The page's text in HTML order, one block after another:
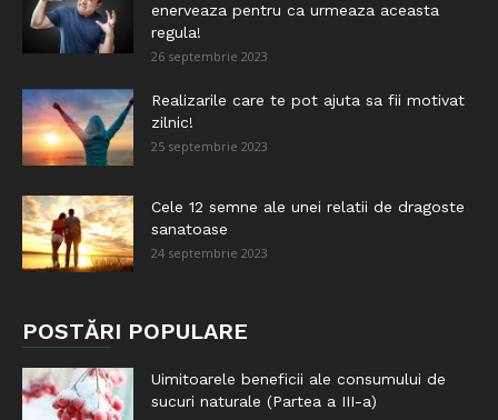
enerveaza pentru ca urmeaza aceasta
regula!
26 septembrie 2023
Realizarile care te pot ajuta sa fii motivat
zilnic!
25 septembrie 2023
Cele 12 semne ale unei relatii de dragoste
sanatoase
24 septembrie 2023
POSTĂRI POPULARE
Uimitoarele beneficii ale consumului de
sucuri naturale (Partea a III-a)